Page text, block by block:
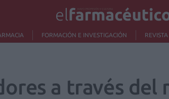
FORMACIÓN E INVESTIGACIÓN REVISTA
a través